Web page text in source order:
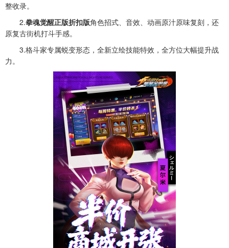
整收录。
2.拳魂觉醒正版折扣版角色招式、音效、动画原汁原味复刻，还
原复古街机打斗手感。
3.格斗家专属蜕变形态，全新立绘技能特效，全方位大幅提升战
力。